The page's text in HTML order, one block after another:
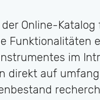
der Online-
Funktionalitäten
im
direkt auf